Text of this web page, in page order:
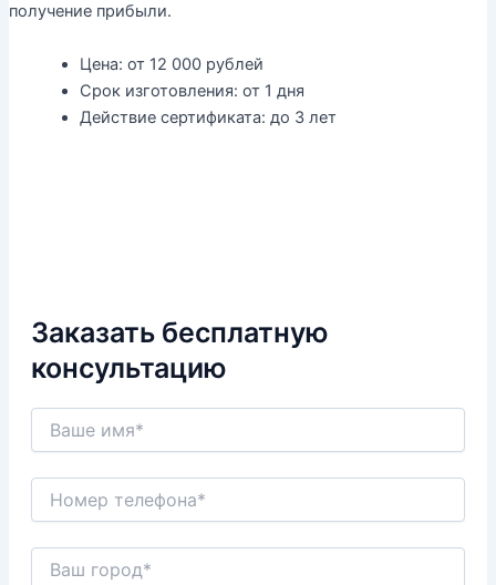
получение прибыли.
Цена: от 12 000 рублей
Срок изготовления: от 1 дня
Действие сертификата: до 3 лет
Заказать бесплатную
консультацию